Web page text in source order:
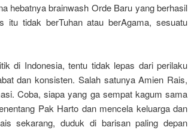
hebatnya brainwash Orde Baru yang berhasil
itu tidak berTuhan atau berAgama, sesuatu
di Indonesia, tentu tidak lepas dari perilaku
dan konsisten. Salah satunya Amien Rais,
Coba, siapa yang ga sempat kagum sama
Pak Harto dan mencela keluarga dan
sekarang, duduk di barisan paling depan